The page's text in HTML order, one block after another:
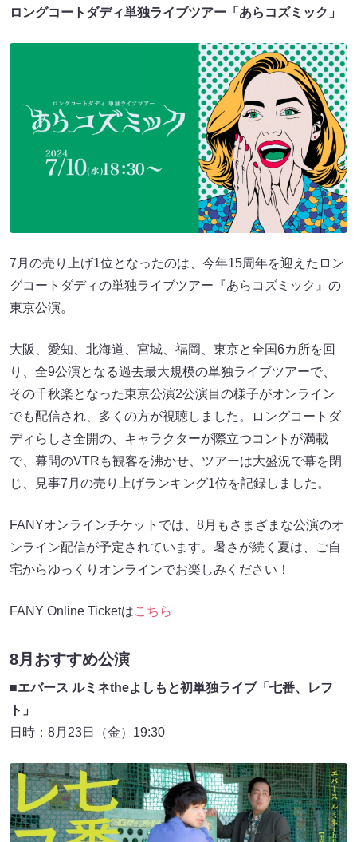
ロングコートダディ単独ライブツアー「あらコズミック」
7月の売り上げ1位となったのは、今年15周年を迎えたロン
グコートダディの単独ライブツアー『あらコズミック』の
東京公演。
大阪、愛知、北海道、宮城、福岡、東京と全国6カ所を回
り、全9公演となる過去最大規模の単独ライブツアーで、
その千秋楽となった東京公演2公演目の様子がオンライン
でも配信され、多くの方が視聴しました。ロングコートダ
ディらしさ全開の、キャラクターが際立つコントが満載
で、幕間のVTRも観客を沸かせ、ツアーは大盛況で幕を閉
じ、見事7月の売り上げランキング1位を記録しました。
FANYオンラインチケットでは、8月もさまざまな公演のオ
ンライン配信が予定されています。暑さが続く夏は、ご自
宅からゆっくりオンラインでお楽しみください！
FANY Online Ticketはこちら
8月おすすめ公演
■エバース ルミネtheよしもと初単独ライブ「七番、レフ
ト」
日時：8月23日（金）19:30